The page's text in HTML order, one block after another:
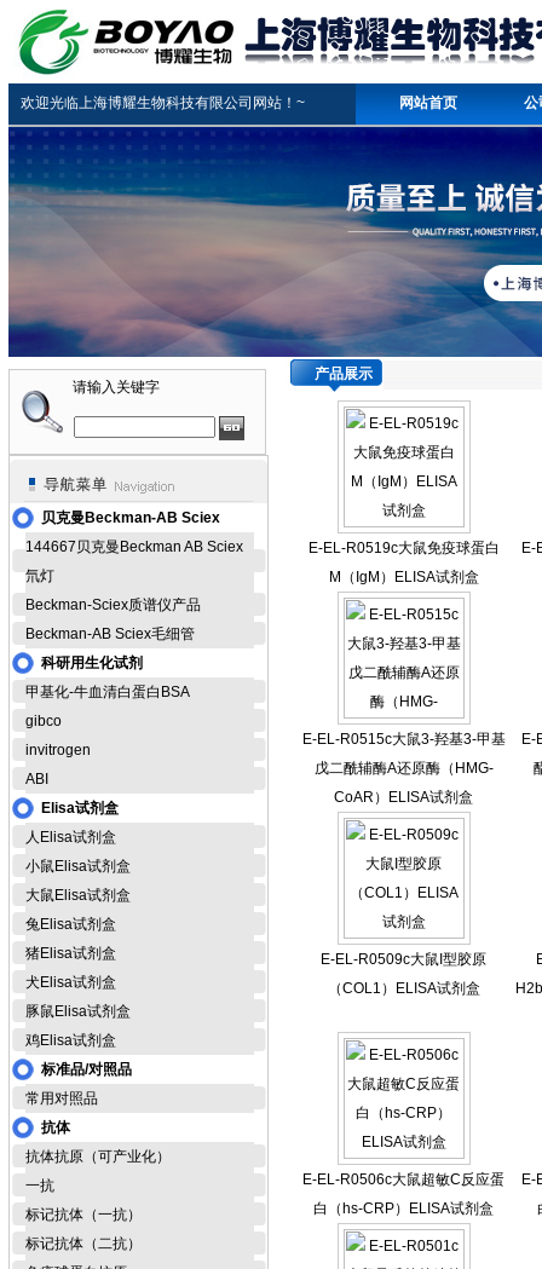
欢迎光临上海博耀生物科技有限公司网站！~ 网站首页 公
请输入关键字
贝克曼Beckman-AB Sciex
144667贝克曼Beckman AB Sciex
氘灯
Beckman-Sciex质谱仪产品
Beckman-AB Sciex毛细管
科研用生化试剂
甲基化-牛血清白蛋白BSA
gibco
invitrogen
ABI
Elisa试剂盒
人Elisa试剂盒
小鼠Elisa试剂盒
大鼠Elisa试剂盒
兔Elisa试剂盒
猪Elisa试剂盒
犬Elisa试剂盒
豚鼠Elisa试剂盒
鸡Elisa试剂盒
标准品/对照品
常用对照品
抗体
抗体抗原（可产业化）
一抗
标记抗体（一抗）
标记抗体（二抗）
产品展示
E-EL-R0519c大鼠免疫球蛋白
M（IgM）ELISA试剂盒
E-
E-EL-R0515c大鼠3-羟基3-甲基
戊二酰辅酶A还原酶（HMG-
CoAR）ELISA试剂盒
E-
E-EL-R0509c大鼠I型胶原
（COL1）ELISA试剂盒
E-EL-R0506c大鼠超敏C反应蛋
白（hs-CRP）ELISA试剂盒
E-